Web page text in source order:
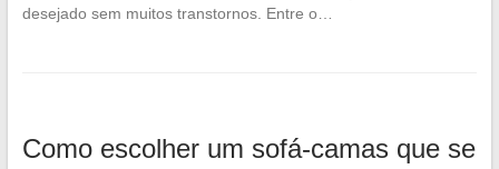
desejado sem muitos transtornos. Entre o…
Como escolher um sofá-camas que se